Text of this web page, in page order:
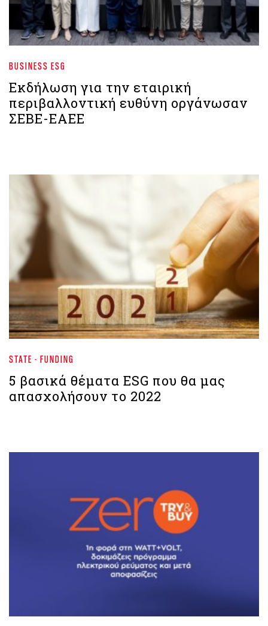
BUSINESS ESG
Εκδήλωση για την εταιρική
περιβαλλοντική ευθύνη οργάνωσαν
ΣΕΒΕ-ΕΑΕΕ
STATE - FUNDING
5 βασικά θέματα ESG που θα μας
απασχολήσουν το 2022